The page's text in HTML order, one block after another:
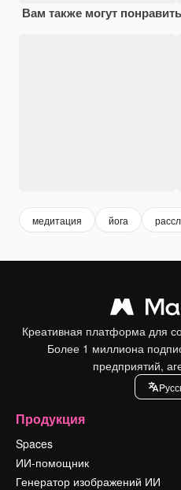
Вам также могут
медитация йога
Креативная платформа для
Более 1 миллиона
предприятий,
Продукция
Spaces
ИИ-помощник
Генератор изображений ИИ